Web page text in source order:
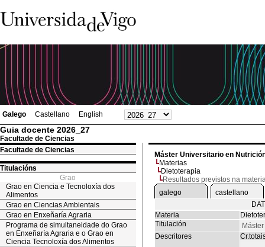
Galego Castellano English
Guia docente 2026_27
Facultade de Ciencias
Facultade de Ciencias
Titulacións
Grao
Grao en Ciencia e Tecnoloxía dos
Alimentos
Grao en Ciencias Ambientais
Grao en Enxeñaría Agraria
Programa de simultaneidade do Grao
en Enxeñaría Agraria e o Grao en
Ciencia Tecnoloxía dos Alimentos
Máster Universitario en
Materias
Dietoterapia
Resultados previstos na
galego
castellano
Materia
Titulación
Descritores